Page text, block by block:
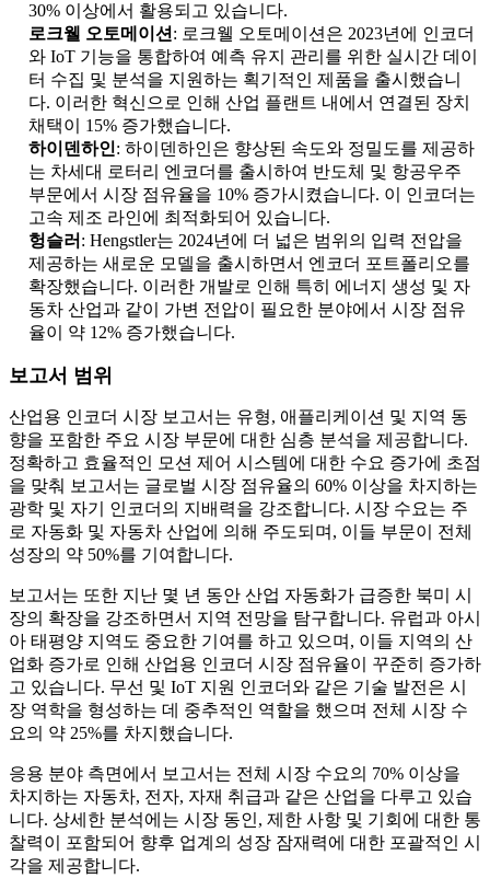
30% 이상에서 활용되고 있습니다.
로크웰 오토메이션 : 로크웰 오토메이션은 2023년에 인코더
와 IoT 기능을 통합하여 예측 유지 관리를 위한 실시간 데이
터 수집 및 분석을 지원하는 획기적인 제품을 출시했습니
다. 이러한 혁신으로 인해 산업 플랜트 내에서 연결된 장치
채택이 15% 증가했습니다.
하이덴하인: 하이덴하인은 향상된 속도와 정밀도를 제공하
는 차세대 로터리 엔코더를 출시하여 반도체 및 항공우주
부문에서 시장 점유율을 10% 증가시켰습니다. 이 인코더는
고속 제조 라인에 최적화되어 있습니다.
헝슬러 : Hengstler는 2024년에 더 넓은 범위의 입력 전압을
제공하는 새로운 모델을 출시하면서 엔코더 포트폴리오를
확장했습니다. 이러한 개발로 인해 특히 에너지 생성 및 자
동차 산업과 같이 가변 전압이 필요한 분야에서 시장 점유
율이 약 12% 증가했습니다.
보고서 범위
산업용 인코더 시장 보고서는 유형, 애플리케이션 및 지역 동
향을 포함한 주요 시장 부문에 대한 심층 분석을 제공합니다.
정확하고 효율적인 모션 제어 시스템에 대한 수요 증가에 초점
을 맞춰 보고서는 글로벌 시장 점유율의 60% 이상을 차지하는
광학 및 자기 인코더의 지배력을 강조합니다. 시장 수요는 주
로 자동화 및 자동차 산업에 의해 주도되며, 이들 부문이 전체
성장의 약 50%를 기여합니다.
보고서는 또한 지난 몇 년 동안 산업 자동화가 급증한 북미 시
장의 확장을 강조하면서 지역 전망을 탐구합니다. 유럽과 아시
아 태평양 지역도 중요한 기여를 하고 있으며, 이들 지역의 산
업화 증가로 인해 산업용 인코더 시장 점유율이 꾸준히 증가하
고 있습니다. 무선 및 IoT 지원 인코더와 같은 기술 발전은 시
장 역학을 형성하는 데 중추적인 역할을 했으며 전체 시장 수
요의 약 25%를 차지했습니다.
응용 분야 측면에서 보고서는 전체 시장 수요의 70% 이상을
차지하는 자동차, 전자, 자재 취급과 같은 산업을 다루고 있습
니다. 상세한 분석에는 시장 동인, 제한 사항 및 기회에 대한 통
찰력이 포함되어 향후 업계의 성장 잠재력에 대한 포괄적인 시
각을 제공합니다.